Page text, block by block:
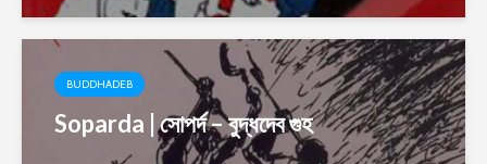
BUDDHADEB
Soparda | সোপর্দ – বুদ্ধদেব গুহ